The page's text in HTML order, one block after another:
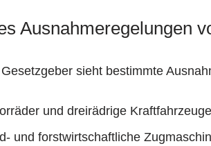
Ausnahmeregelungen
sieht bestimmte
und dreirädrige
und forstwirtschaftliche